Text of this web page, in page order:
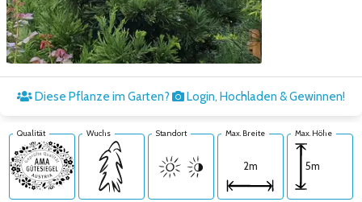
Zum nächsten Bild
Diese Pflanze im Garten? Login, Hochladen & Gewinnen!
Qualität Wuchs Standort Max. Breite
2m
Max. Höhe
5m